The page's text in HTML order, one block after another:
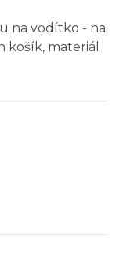
na vodítko - na
košík, materiál